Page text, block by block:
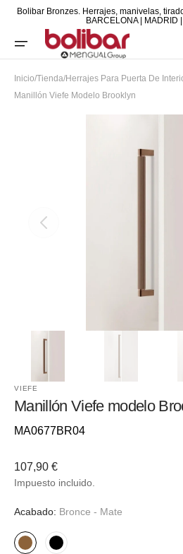
CONTENIDO
Bolibar Bronzes. Herrajes, manivelas,
BARCELONA | MADRID
Inicio/Tienda/Herrajes Para Puerta De
Manillón Viefe Modelo Brooklyn
VIEFE
Manillón Viefe modelo
Referencia::
MA0677BR04
Precio
habitual
107,90 €
Impuesto incluido.
Acabado: Bronce - Mate
BronceNegro